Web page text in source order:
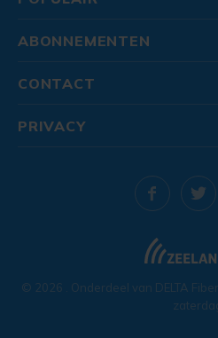
ABONNEMENTEN
CONTACT
© 2026 . Onderdeel van DELTA
PRIVACY